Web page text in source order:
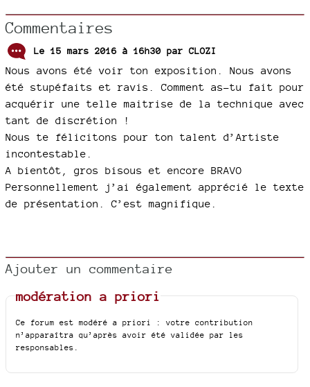
Commentaires
Le 15 mars 2016 à 16h30 parCLOZI
Nous avons été voir ton exposition. Nous avons
été stupéfaits et ravis. Comment as-tu fait pour
acquérir une telle maitrise de la technique avec
tant de discrétion !
Nous te félicitons pour ton talent d’Artiste
incontestable.
A bientôt, gros bisous et encore BRAVO
Personnellement j’ai également apprécié le texte
de présentation. C’est magnifique.
Ajouter un commentaire
modération a priori
Ce forum est modéré a priori : votre contribution
n’apparaîtra qu’après avoir été validée par les
responsables.